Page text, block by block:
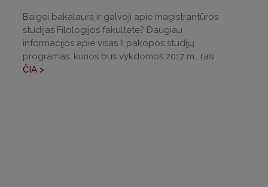
Baigei bakalaurą ir galvoji apie magistrantūros
studijas Filologijos fakultete? Daugiau
informacijos apie visas II pakopos studijų
programas, kurios bus vykdomos 2017 m., rasi
ČIA >